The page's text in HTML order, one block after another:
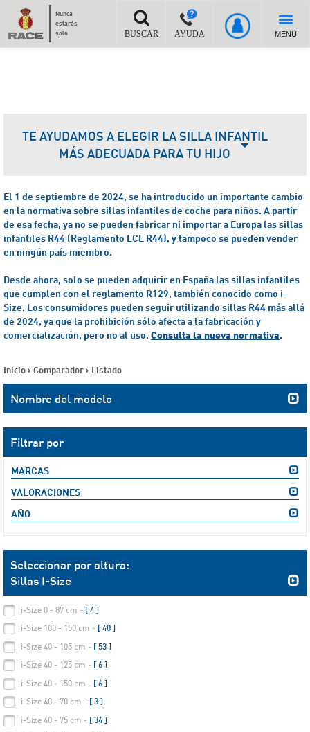
Nunca
estarás
solo
BUSCAR AYUDA MENÚ
TE AYUDAMOS A ELEGIR LA SILLA INFANTIL
MÁS ADECUADA PARA TU HIJO
El 1 de septiembre de 2024, se ha introducido un importante cambio
en la normativa sobre sillas infantiles de coche para niños. A partir
de esa fecha, ya no se pueden fabricar ni importar a Europa las sillas
infantiles R44 (Reglamento ECE R44), y tampoco se pueden vender
en ningún país miembro.
Desde ahora, solo se pueden adquirir en España las sillas infantiles
que cumplen con el reglamento R129, también conocido como i-
Size. Los consumidores pueden seguir utilizando sillas R44 más allá
de 2024, ya que la prohibición sólo afecta a la fabricación y
comercialización, pero no al uso. Consulta la nueva normativa.
Inicio > Comparador > Listado
Nombre del modelo
Filtrar por
MARCAS
VALORACIONES
AÑO
Seleccionar por altura:
Sillas I-Size
i-Size 0 - 87 cm - [ 4 ]
i-Size 100 - 150 cm - [ 40 ]
i-Size 40 - 105 cm - [ 53 ]
i-Size 40 - 125 cm - [ 6 ]
i-Size 40 - 150 cm - [ 6 ]
i-Size 40 - 70 cm - [ 3 ]
i-Size 40 - 75 cm - [ 34 ]